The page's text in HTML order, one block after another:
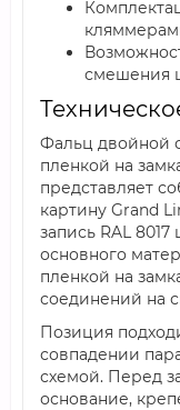
смешения
Фальц двойной
пленкой на
представляет
картину Grand
запись RAL
основного
пленкой на
соединений на
Позиция
совпадении
схемой. Перед
основание,